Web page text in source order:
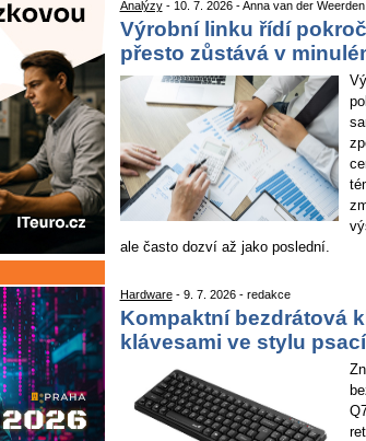
Analýzy- 10. 7. 2026 - Anna van der Weerden
Výrobní linku řídí
přesto zůstává v
ale často dozví až jako poslední.
Hardware- 9. 7. 2026 - redakce
Kompaktní bezdrátová
klávesami ve stylu